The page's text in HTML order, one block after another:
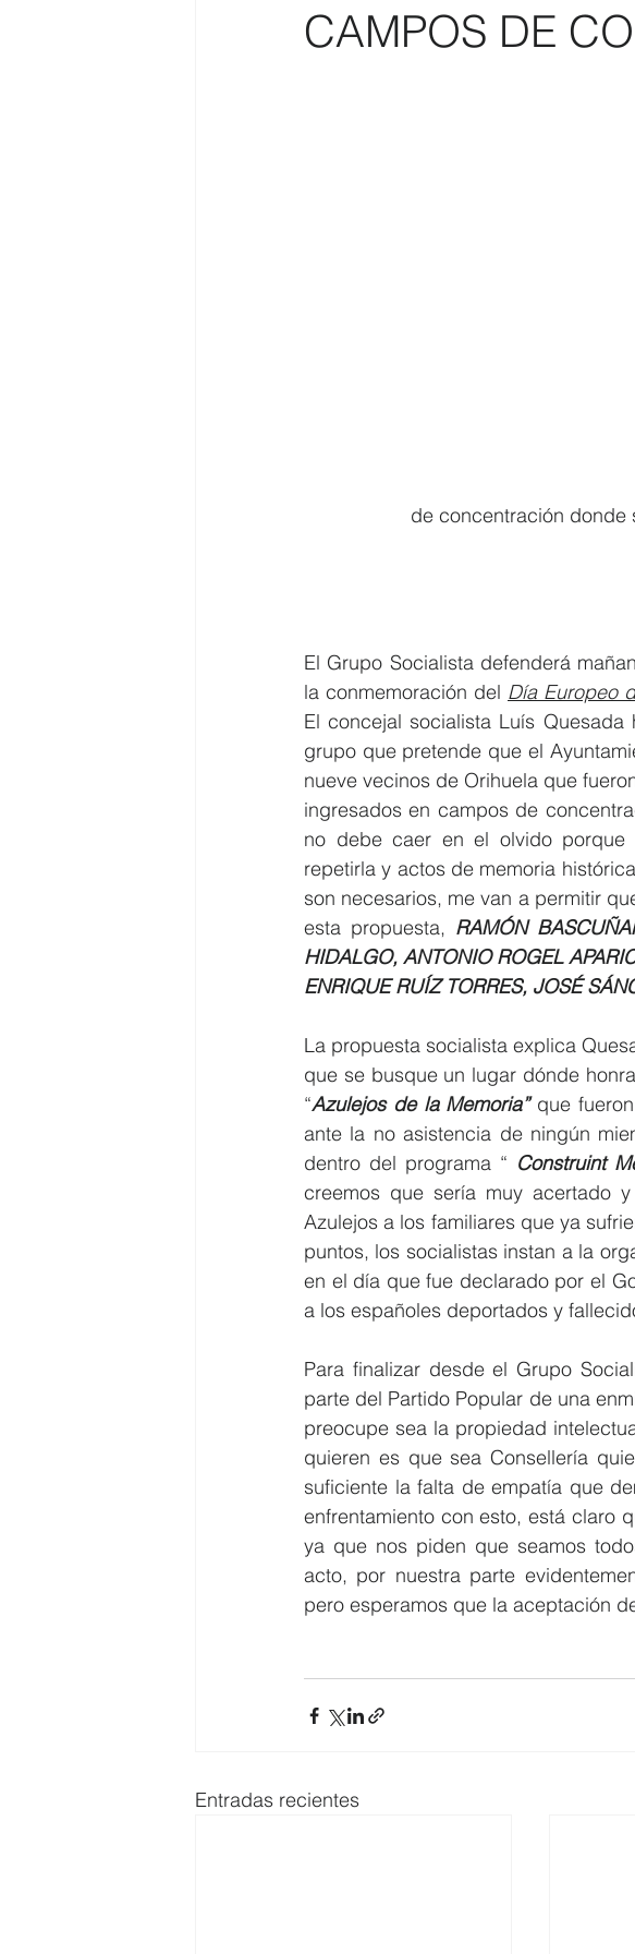
CAMPOS DE
de concentración donde
El Grupo Socialista defenderá
la conmemoración del Día Europeo
El concejal socialista Luís
grupo que pretende que el
nueve vecinos de Orihuela que
ingresados en campos de
no debe caer en el olvido
repetirla y actos de memoria
son necesarios, me van a permitir
esta propuesta, RAMÓN
HIDALGO, ANTONIO ROGEL
ENRIQUE RUÍZ TORRES, JOSÉ
La propuesta socialista explica
que se busque un lugar dónde
“Azulejos de la Memoria” que fueron
ante la no asistencia de ningún
dentro del programa “ Construint
creemos que sería muy acertado
Azulejos a los familiares que ya
puntos, los socialistas instan a la
en el día que fue declarado por el
a los españoles deportados y
Para finalizar desde el Grupo
parte del Partido Popular de una
preocupe sea la propiedad
quieren es que sea Consellería
suficiente la falta de empatía que
enfrentamiento con esto, está claro
ya que nos piden que seamos
acto, por nuestra parte
pero esperamos que la aceptación
Entradas recientes